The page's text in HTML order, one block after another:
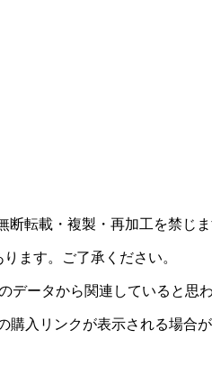
転載・複製・再加工を禁じま
ます。ご了承ください。
データから関連していると思
入リンクが表示される場合